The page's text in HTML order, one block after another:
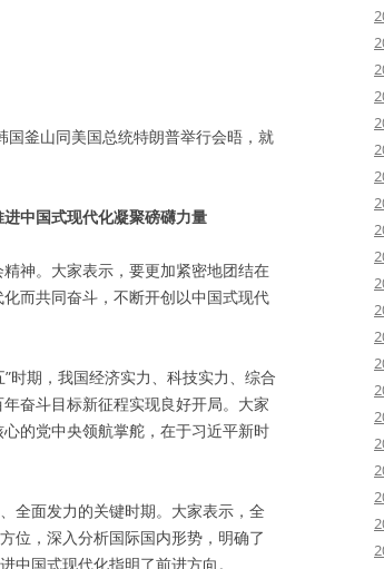
釜山同美国总统特朗普举行会晤，就
中国式现代化凝聚磅礴力量
神。大家表示，要更加紧密地团结在
而共同奋斗，不断开创以中国式现代
时期，我国经济实力、科技实力、综合
奋斗目标新征程实现良好开局。大家
的党中央领航掌舵，在于习近平新时
全面发力的关键时期。大家表示，全
位，深入分析国际国内形势，明确了
中国式现代化指明了前进方向。